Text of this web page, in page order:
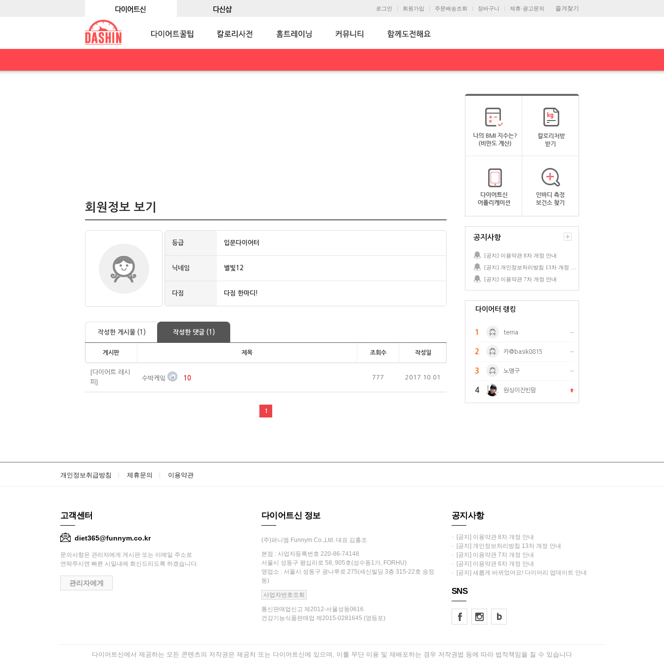
즐겨찾기
로그인 회원가입 주문배송조회 장바구니 제휴·광고문의
회원정보 보기
등급 입문다이어터
닉네임 별빛12
다짐 다짐 한마디!
작성한 게시물 (1) 작성한 댓글 (1)
게시판 제목 조회수 작성일
[다이어트 레시
피]
수박케잌 10 777 2017.10.01
1
공지사항
[공지] 이용약관 8차 개정 안내
[공지] 이용약관 7차 개정 안내
다이어터 랭킹
1 terria
2 카@basik0815
3 노맹구
4 원싱이진빈맘
개인정보취급방침 제휴문의 이용약관
고객센터
diet365@funnym.co.kr
문의사항은 관리자에게 게시판 또는 이메일 주소로
연락주시면 빠른 시일내에 회신드리도록 하겠습니다.
관리자에게
다이어트신 정보
(주)퍼니엠 Funnym Co.,Ltd. 대표 김흥조
본점 : 사업자등록번호 220-86-74148
서울시 성동구 왕십리로 58, 905호(성수동1가, FORHU)
영업소 : 서울시 성동구 광나루로 275(세신빌딩 3층 315-22호 송정
동)
사업자번호조회
통신판매업신고 제2012-서울성동0616
건강기능식품판매업 제2015-0281645 (영등포)
공지사항
· [공지] 이용약관 8차 개정 안내
· [공지] 개인정보처리방침 13차 개정 안내
· [공지] 이용약관 7차 개정 안내
· [공지] 이용약관 6차 개정 안내
· [공지] 새롭게 바뀌었어요! 다이어리 업데이트 안내
SNS
다이어트신에서 제공하는 모든 콘텐츠의 저작권은 제공처 또는 다이어트신에 있으며, 이를 무단 이용 및 재배포하는 경우 저작권법 등에 따라 법적책임을 질 수 있습니다